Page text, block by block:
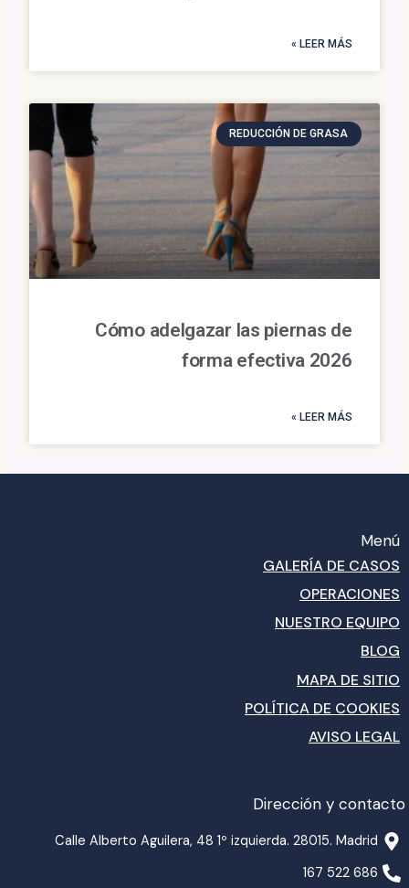
LEER MÁS »
REDUCCIÓN DE GRASA
Cómo adelgazar las piernas de
forma efectiva 2026
LEER MÁS »
Menú
GALERÍA DE CASOS
OPERACIONES
NUESTRO EQUIPO
BLOG
MAPA DE SITIO
POLÍTICA DE COOKIES
AVISO LEGAL
Dirección y contacto
Calle Alberto Aguilera, 48 1º izquierda. 28015. Madrid
686 522 167